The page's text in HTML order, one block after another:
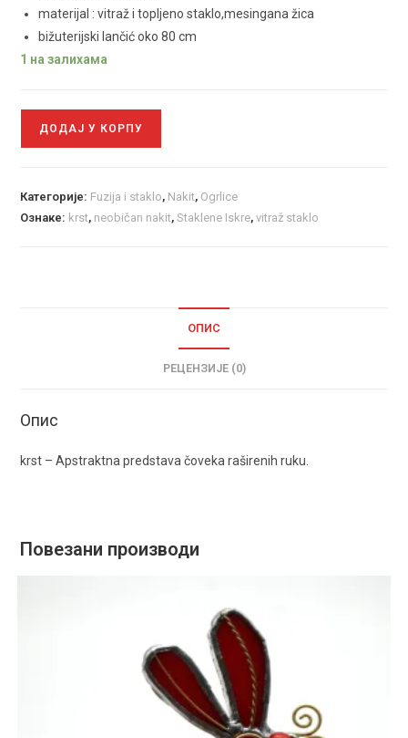
materijal : vitraž i topljeno staklo,mesingana žica
bižuterijski lančić oko 80 cm
1 на залихама
ДОДАЈ У КОРПУ
Категорије: Fuzija i staklo, Nakit, Ogrlice
Ознаке: krst, neobičan nakit,Staklene Iskre,vitraž staklo
ОПИС
РЕЦЕНЗИЈЕ (0)
Опис
krst – Apstraktna predstava čoveka raširenih ruku.
Повезани производи